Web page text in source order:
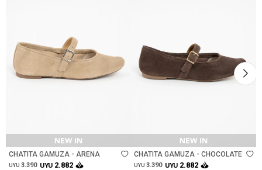
Talle
CHATITA GAMUZA - ARENA
UYU 3.390 UYU 2.882
Talle
CHATITA GAMUZA - CHOCOLATE
UYU 3.390 UYU 2.882